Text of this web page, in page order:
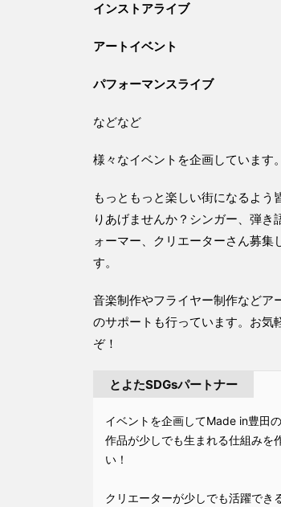
インストアライブ
アートイベント
パフォーマンスライブ
などなど
様々なイベントを企画しています。
もっともっと楽しい街になるよう
りあげませんか？シンガー、弾き
ォーマー、クリエーターさん募集
す。
音楽制作やフライヤー制作などア
のサポートも行っています。お気
ぞ！
とよたSDGsパートナー
イベントを企画してMade in豊田
作品が少しでも生まれる仕組みを
い！
クリエーターが少しでも活躍でき